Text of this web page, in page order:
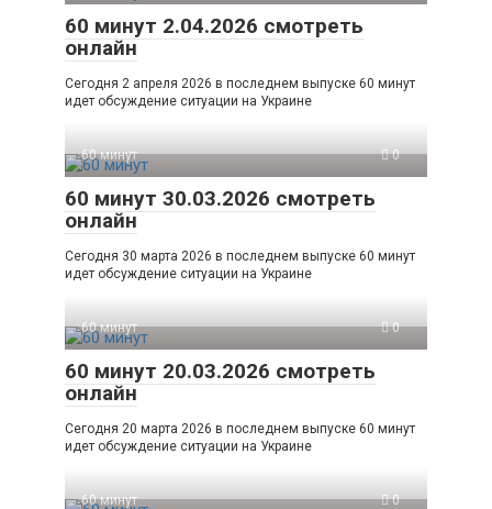
60 минут 2.04.2026 смотреть
онлайн
Сегодня 2 апреля 2026 в последнем выпуске 60 минут
идет обсуждение ситуации на Украине
60 минут 0
60 минут 30.03.2026 смотреть
онлайн
Сегодня 30 марта 2026 в последнем выпуске 60 минут
идет обсуждение ситуации на Украине
60 минут 0
60 минут 20.03.2026 смотреть
онлайн
Сегодня 20 марта 2026 в последнем выпуске 60 минут
идет обсуждение ситуации на Украине
60 минут 0